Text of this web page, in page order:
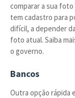
comparar a sua
tem cadastro para
difícil, a depender
foto atual. Saiba
o governo.
Bancos
Outra opção rápida